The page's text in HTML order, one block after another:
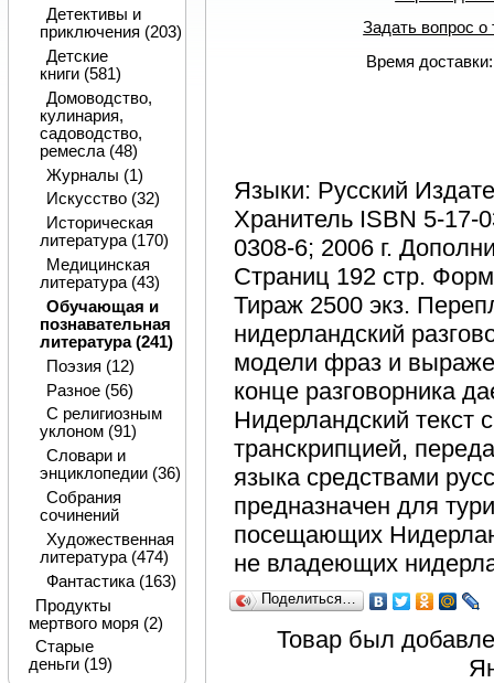
Задать вопрос о
Время
Языки: Русский
Хранитель ISBN 5-17-
0308-6; 2006 г.
Страниц 192 стр.
Тираж 2500 экз.
нидерландский
модели фраз и
конце разговорника
Нидерландский текст
транскрипцией,
языка средствами
предназначен для
посещающих
не владеющих
Поделиться…
Товар был
Детективы и
приключения (203)
Детские
книги (581)
Домоводство,
кулинария,
садоводство,
ремесла (48)
Журналы (1)
Искусство (32)
Историческая
литература (170)
Медицинская
литература (43)
Обучающая и
познавательная
литература (241)
Поэзия (12)
Разное (56)
С религиозным
уклоном (91)
Словари и
энциклопедии (36)
Собрания
сочинений
Художественная
литература (474)
Фантастика (163)
Продукты
мертвого моря (2)
Старые
деньги (19)